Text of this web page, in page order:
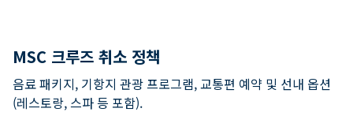
MSC 크루즈 취소 정책
음료 패키지, 기항지 관광 프로그램, 교통편 예약 및 선내 옵션
(레스토랑, 스파 등 포함).